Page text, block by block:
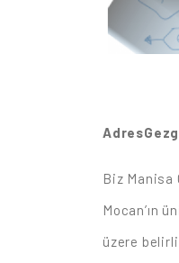
Biz Manisa
Mocan’ın
üzere